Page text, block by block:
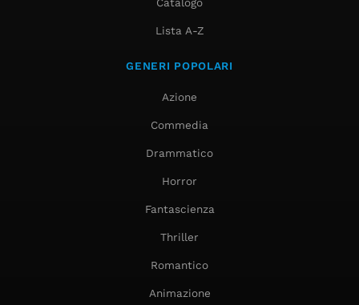
Lista A-Z
GENERI POPOLARI
Azione
Commedia
Drammatico
Horror
Fantascienza
Thriller
Romantico
Animazione